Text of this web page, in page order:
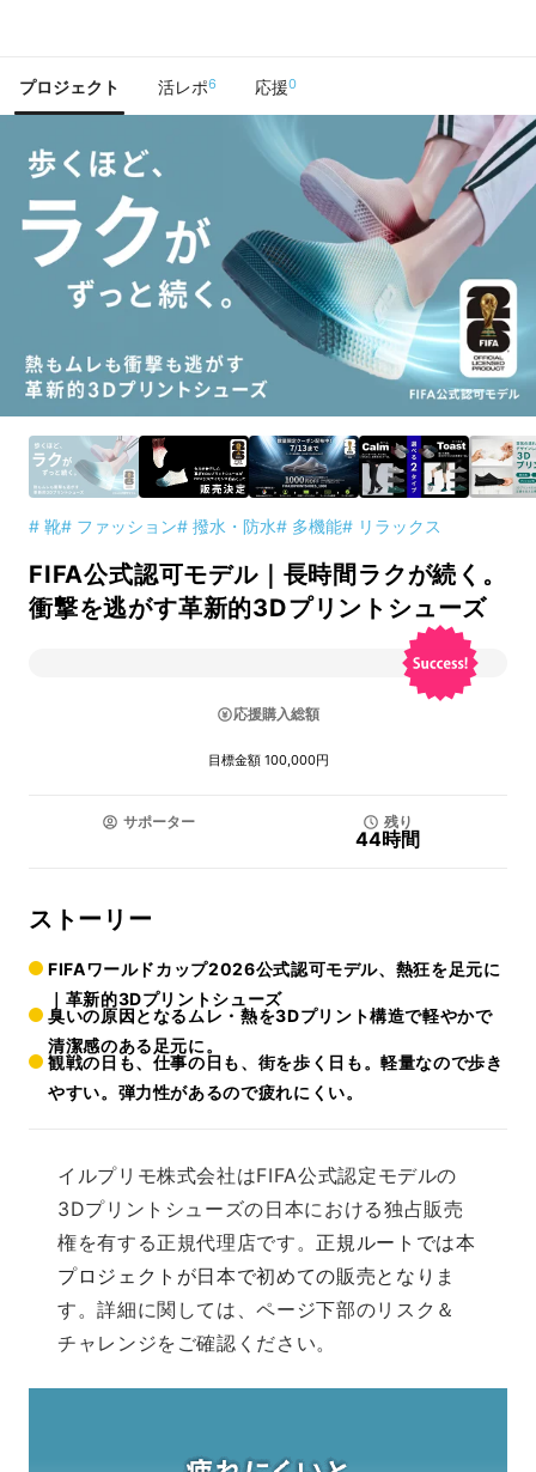
プロジェクト 活レポ6 応援0
# 靴# ファッション# 撥水・防水# 多機能# リラックス
FIFA公式認可モデル｜長時間ラクが続く。
衝撃を逃がす革新的3Dプリントシューズ
応援購入総額
目標金額 100,000円
サポーター 残り
44時間
ストーリー
FIFAワールドカップ2026公式認可モデル、熱狂を足元に
｜革新的3Dプリントシューズ
臭いの原因となるムレ・熱を3Dプリント構造で軽やかで
清潔感のある足元に。
観戦の日も、仕事の日も、街を歩く日も。軽量なので歩き
やすい。弾力性があるので疲れにくい。
イルプリモ株式会社はFIFA公式認定モデルの
3Dプリントシューズの日本における独占販売
権を有する正規代理店です。 正規ルートでは本
プロジェクトが日本で初めての販売となり ま
す。詳細に関しては、ページ下部のリスク＆
チャレンジをご確認ください。